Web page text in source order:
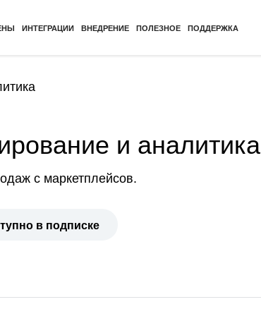
ИНТЕГРАЦИИ ВНЕДРЕНИЕ ПОЛЕЗНОЕ ПОДДЕРЖКА
и аналитика
с маркетплейсов.
в подписке